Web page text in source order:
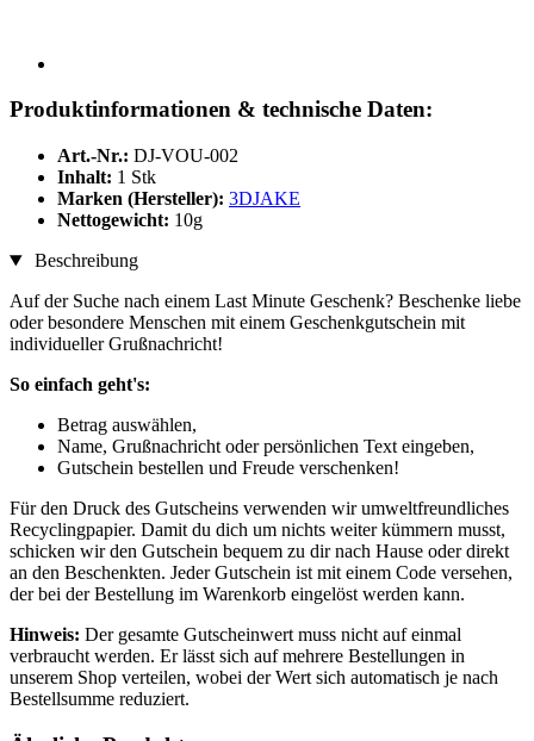
Produktinformationen & technische Daten:
Art.-Nr.: DJ-VOU-002
Inhalt: 1 Stk
Marken (Hersteller): 3DJAKE
Nettogewicht: 10g
Beschreibung
Auf der Suche nach einem Last Minute Geschenk? Beschenke liebe
oder besondere Menschen mit einem Geschenkgutschein mit
individueller Grußnachricht!
So einfach geht's:
Betrag auswählen,
Name, Grußnachricht oder persönlichen Text eingeben,
Gutschein bestellen und Freude verschenken!
Für den Druck des Gutscheins verwenden wir umweltfreundliches
Recyclingpapier. Damit du dich um nichts weiter kümmern musst,
schicken wir den Gutschein bequem zu dir nach Hause oder direkt
an den Beschenkten. Jeder Gutschein ist mit einem Code versehen,
der bei der Bestellung im Warenkorb eingelöst werden kann.
Hinweis: Der gesamte Gutscheinwert muss nicht auf einmal
verbraucht werden. Er lässt sich auf mehrere Bestellungen in
unserem Shop verteilen, wobei der Wert sich automatisch je nach
Bestellsumme reduziert.